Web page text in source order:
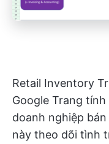
Retail Inventory
Google Trang
doanh nghiệp
này theo dõi tình